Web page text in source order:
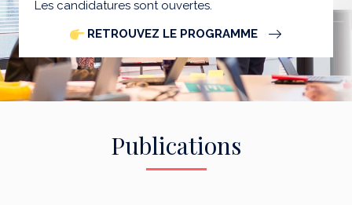
Les candidatures sont ouvertes.
RETROUVEZ LE PROGRAMME
Publications